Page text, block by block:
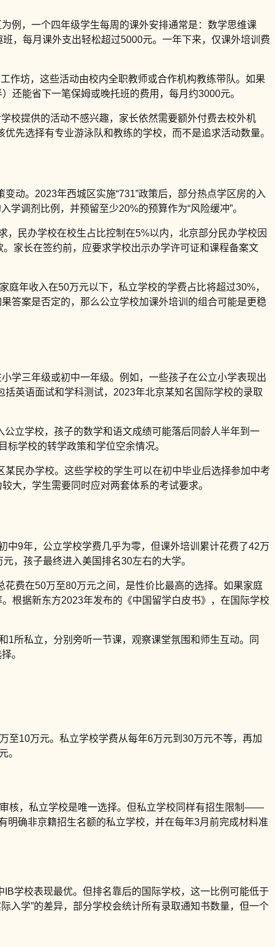
例，一个四年级学生每周的课外安排通常是：数学思维课
，每月课外支出轻松超过5000元。一年下来，仅课外培训费
作坊，这些活动由校内全职教师或合作机构教练带队。如果
还能省下一笔保姆或晚托班的费用，每月约3000元。
校提供的活动不感兴趣，家长依然需要额外付费去校外机
先选择有专业游泳队和教练的学校，而不是追求活动数量。
动。2023年西城区实施“731”政策后，部分热点学区房的入
调剂比例，并预留至少20%的预算作为“风险缓冲”。
，民办学校在校生占比控制在5%以内，北京部分民办学校因
家长在签约前，应要求学校出示办学许可证和课程备案文
年收入在50万元以下，私立学校的学费占比将超过30%，
答案是否定的，那么公立学校加课外培训的组合可能是更稳
学三年级或初中一年级。例如，一些孩子在公立小学表现出
英语面试和学科测试，2023年北京某知名国际学校的录取
立学校，孩子的数学和语文成绩可能落后同龄人半年到一
学校的转学政策和学位空余情况。
民办学校。这些学校的学生可以在初中毕业后选择参加中考
大，学生需要同时应对两套体系的考试要求。
9年，公立学校学费几乎为零，但课外培训累计花费了42万
，孩子最终进入美国排名30左右的大学。
费在50万至80万元之间，是性价比最高的选择。如果家庭
根据新东方2023年发布的《中国留学白皮书》，在国际学校
所私立，分别旁听一节课，观察课堂氛围和师生互动。同
。
至10万元。私立学校学费从每年6万元到30万元不等，再加
。
核，私立学校是唯一选择。但私立学校同样有招生限制——
确非京籍招生名额的私立学校，并在每年3月前完成材料准
学校表现最优。但排名靠后的国际学校，这一比例可能低于
入学”的差异，部分学校会统计所有录取通知书数量，但一个